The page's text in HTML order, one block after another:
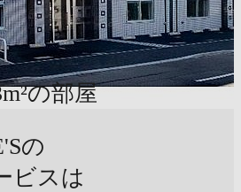
の部屋
の
ビスは